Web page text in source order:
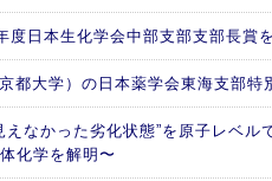
日本生化学会中部支部支部長賞
都大学）の日本薬学会東海支部特
なかった劣化状態”を原子レベ
化学を解明〜